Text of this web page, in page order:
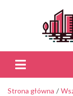
Strona główna